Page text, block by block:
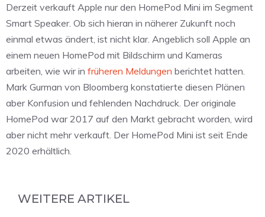
Derzeit verkauft Apple nur den HomePod Mini im Segment
Smart Speaker. Ob sich hieran in näherer Zukunft noch
einmal etwas ändert, ist nicht klar. Angeblich soll Apple an
einem neuen HomePod mit Bildschirm und Kameras
arbeiten, wie wir in früheren Meldungen berichtet hatten.
Mark Gurman von Bloomberg konstatierte diesen Plänen
aber Konfusion und fehlenden Nachdruck. Der originale
HomePod war 2017 auf den Markt gebracht worden, wird
aber nicht mehr verkauft. Der HomePod Mini ist seit Ende
2020 erhältlich.
WEITERE ARTIKEL